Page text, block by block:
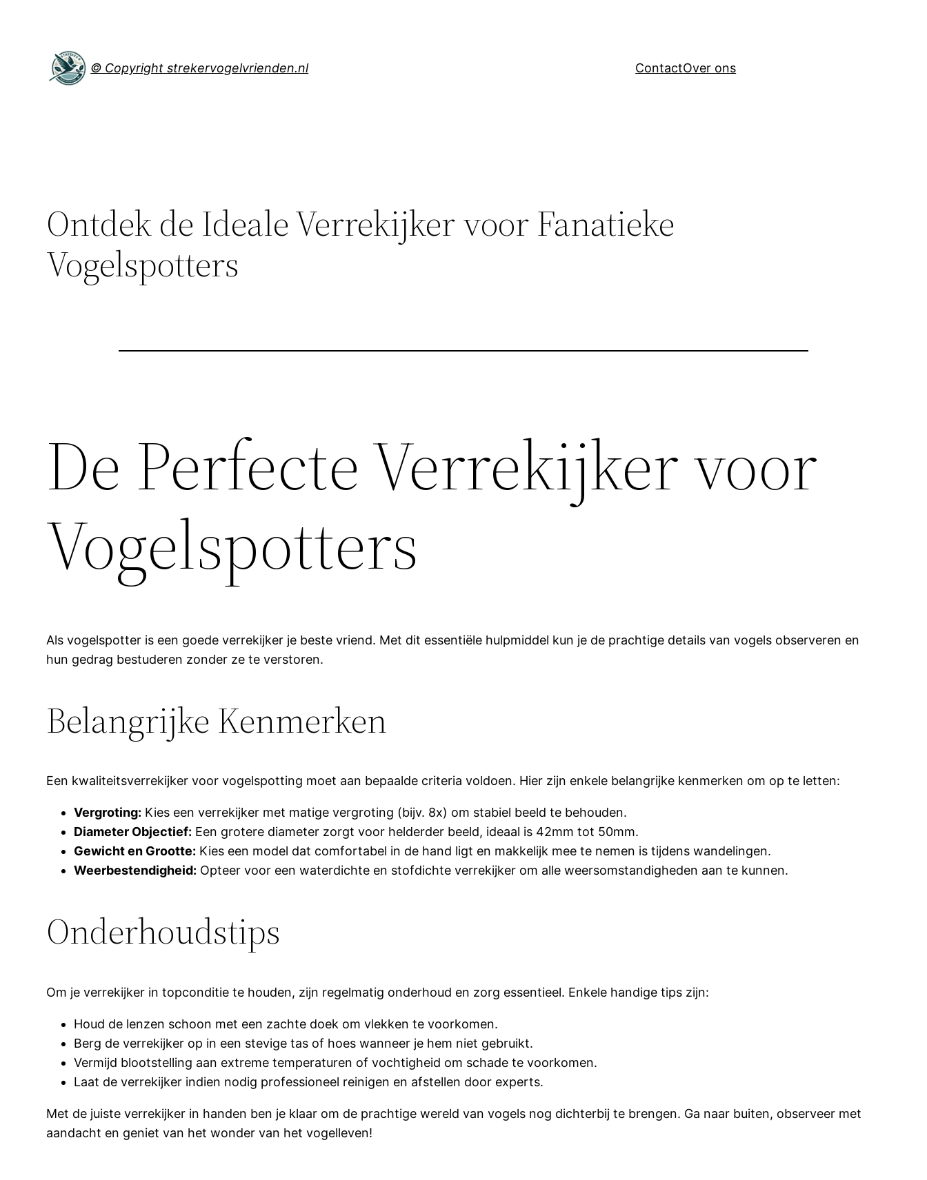
© Copyright strekervogelvrienden.nl ContactOver ons
Ontdek de Ideale Verrekijker voor Fanatieke
Vogelspotters
De Perfecte Verrekijker voor
Vogelspotters
Als vogelspotter is een goede verrekijker je beste vriend. Met dit essentiële hulpmiddel kun je de prachtige details van vogels observeren en
hun gedrag bestuderen zonder ze te verstoren.
Belangrijke Kenmerken
Een kwaliteitsverrekijker voor vogelspotting moet aan bepaalde criteria voldoen. Hier zijn enkele belangrijke kenmerken om op te letten:
Vergroting: Kies een verrekijker met matige vergroting (bijv. 8x) om stabiel beeld te behouden.
Diameter Objectief: Een grotere diameter zorgt voor helderder beeld, ideaal is 42mm tot 50mm.
Gewicht en Grootte: Kies een model dat comfortabel in de hand ligt en makkelijk mee te nemen is tijdens wandelingen.
Weerbestendigheid: Opteer voor een waterdichte en stofdichte verrekijker om alle weersomstandigheden aan te kunnen.
Onderhoudstips
Om je verrekijker in topconditie te houden, zijn regelmatig onderhoud en zorg essentieel. Enkele handige tips zijn:
Houd de lenzen schoon met een zachte doek om vlekken te voorkomen.
Berg de verrekijker op in een stevige tas of hoes wanneer je hem niet gebruikt.
Vermijd blootstelling aan extreme temperaturen of vochtigheid om schade te voorkomen.
Laat de verrekijker indien nodig professioneel reinigen en afstellen door experts.
Met de juiste verrekijker in handen ben je klaar om de prachtige wereld van vogels nog dichterbij te brengen. Ga naar buiten, observeer met
aandacht en geniet van het wonder van het vogelleven!